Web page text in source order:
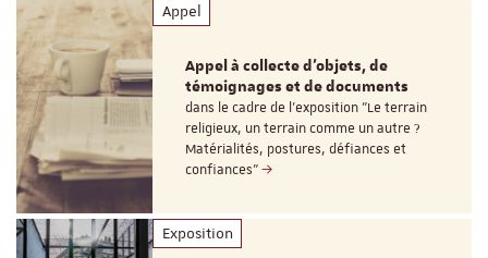
Appel
Appel à collecte d'objets, de
témoignages et de documents
dans le cadre de l'exposition "Le terrain
religieux, un terrain comme un autre ?
Matérialités, postures, défiances et
confiances"
Exposition